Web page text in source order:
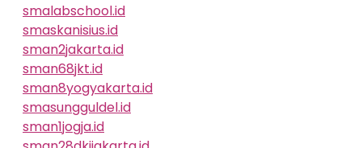
smalabschool.id
smaskanisius.id
sman2jakarta.id
sman68jkt.id
sman8yogyakarta.id
smasungguldel.id
sman1jogja.id